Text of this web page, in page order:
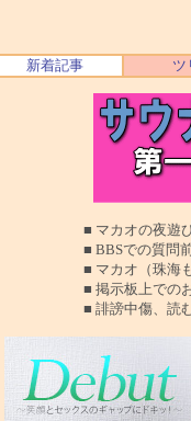
新着記事 ツ
■ マカオの夜遊び基
■ BBSでの質問前に本掲
■ マカオ（珠海も一部可
■ 掲示板上でのお仲間募
■ 誹謗中傷、読む人を不